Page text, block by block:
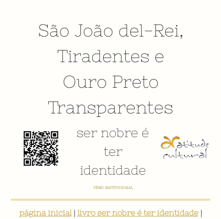
São João del-Rei,
Tiradentes e
Ouro Preto
Transparentes
ser nobre é
ter
identidade
E-BOOK: "SER NOBRE É TER IDENTIDADE: INVENTÁRIO DIGITAL PARTICIPATIVO SOBRE O PATRIMÔNIO
página inicial| livro ser nobre é ter identidade|